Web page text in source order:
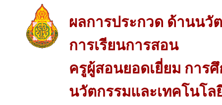
ผลการประกวด ด้านนวั
การเรียนการสอน
ครูผู้สอนยอดเยี่ยม การ
นวัตกรรมและเทคโนโล